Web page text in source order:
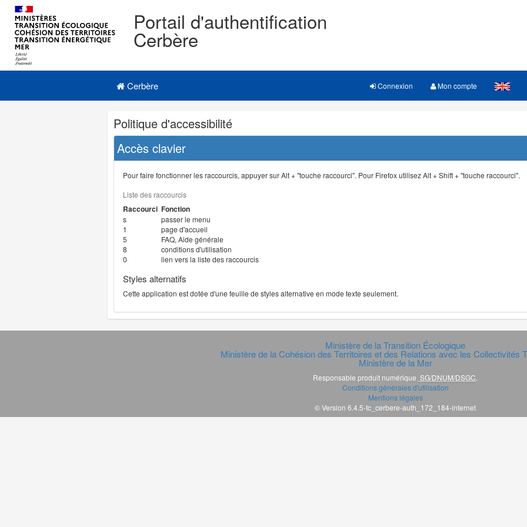
Portail d'authentification
Cerbère
Navigation
Menu principal
Cerbère Connexion Mon compte
Navigation
et
outils
annexes
Politique d'accessibilité
Accès clavier
Pour faire fonctionner les raccourcis, appuyer sur Alt + "touche raccourci". Pour Firefox utilisez Alt + Shift + "touche raccourci".
Liste des raccourcis
Raccourci Fonction
s
passer le menu
1
page d'accueil
5
FAQ, Aide générale
8
conditions d'utilisation
0
lien vers la liste des raccourcis
Styles alternatifs
Cette application est dotée d'une feuille de styles alternative en mode texte seulement.
Ministère de la Transition Écologique
Ministère de la Cohésion des Territoires et des Relations avec les Collectivités
Ministère de la Mer
Responsable produit numérique SG/DNUM/DSGC
Conditions générales d'utilisation
Mentions légales
© Version 6.4.5-tc_cerbere-auth_172_184-internet